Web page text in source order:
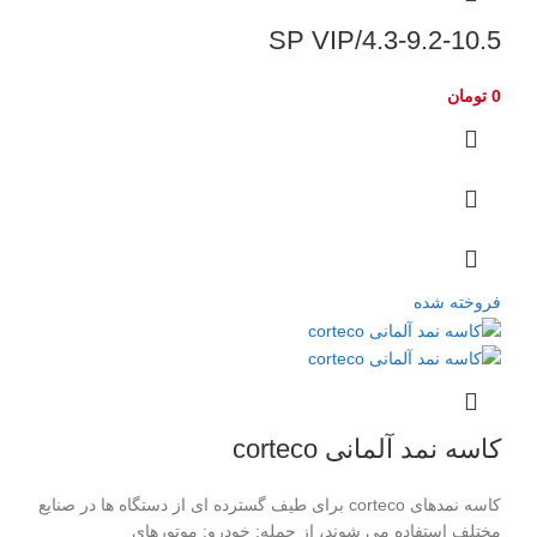
4.3-9.2-10.5/SP VIP
0 تومان
فروخته شده
کاسه نمد آلمانی corteco
کاسه نمدهای corteco برای طیف گسترده ای از دستگاه ها در صنایع
مختلف استفاده می شوند، از جمله: خودرو: موتورهای